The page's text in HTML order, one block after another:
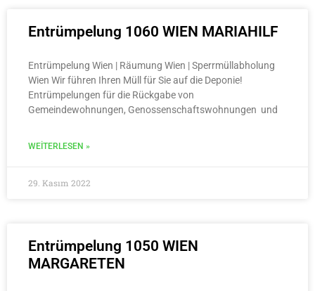
Entrümpelung 1060 WIEN MARIAHILF
Entrümpelung Wien | Räumung Wien | Sperrmüllabholung
Wien Wir führen Ihren Müll für Sie auf die Deponie!
Entrümpelungen für die Rückgabe von
Gemeindewohnungen, Genossenschaftswohnungen und
WEITERLESEN »
29. Kasım 2022
Entrümpelung 1050 WIEN
MARGARETEN